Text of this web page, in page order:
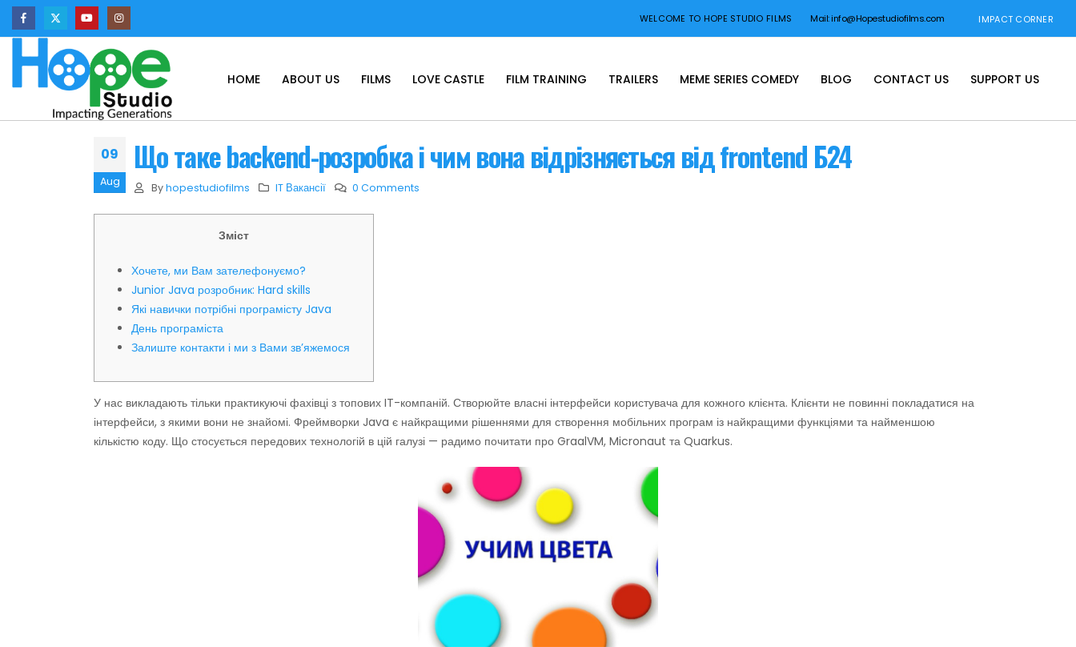
WELCOME TO HOPE STUDIO FILMS Mail: info@Hopestudiofilms.com IMPACT CORNER
HOME ABOUT US FILMS LOVE CASTLE FILM TRAINING TRAILERS MEME SERIES COMEDY BLOG CONTACT US SUPPORT US
09
Aug
Що таке backend-розробка і чим вона відрізняється від frontend Б24
By hopestudiofilms IT Вакансії 0 Comments
Зміст
Хочете, ми Вам зателефонуємо?
Junior Java розробник: Hard skills
Які навички потрібні програмісту Java
День програміста
Залиште контакти і ми з Вами зв’яжемося
У нас викладають тільки практикуючі фахівці з топових IT-компаній. Створюйте власні інтерфейси користувача для кожного клієнта. Клієнти не повинні покладатися на
інтерфейси, з якими вони не знайомі. Фреймворки Java є найкращими рішеннями для створення мобільних програм із найкращими функціями та найменшою
кількістю коду. Що стосується передових технологій в цій галузі — радимо почитати про GraalVM, Micronaut та Quarkus.